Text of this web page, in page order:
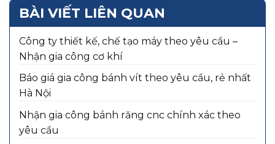
BÀI VIẾT LIÊN QUAN
Công ty thiết kế, chế tạo máy theo yêu cầu –
Nhận gia công cơ khí
Báo giá gia công bánh vít theo yêu cầu, rẻ nhất
Hà Nội
Nhận gia công bánh răng cnc chính xác theo
yêu cầu